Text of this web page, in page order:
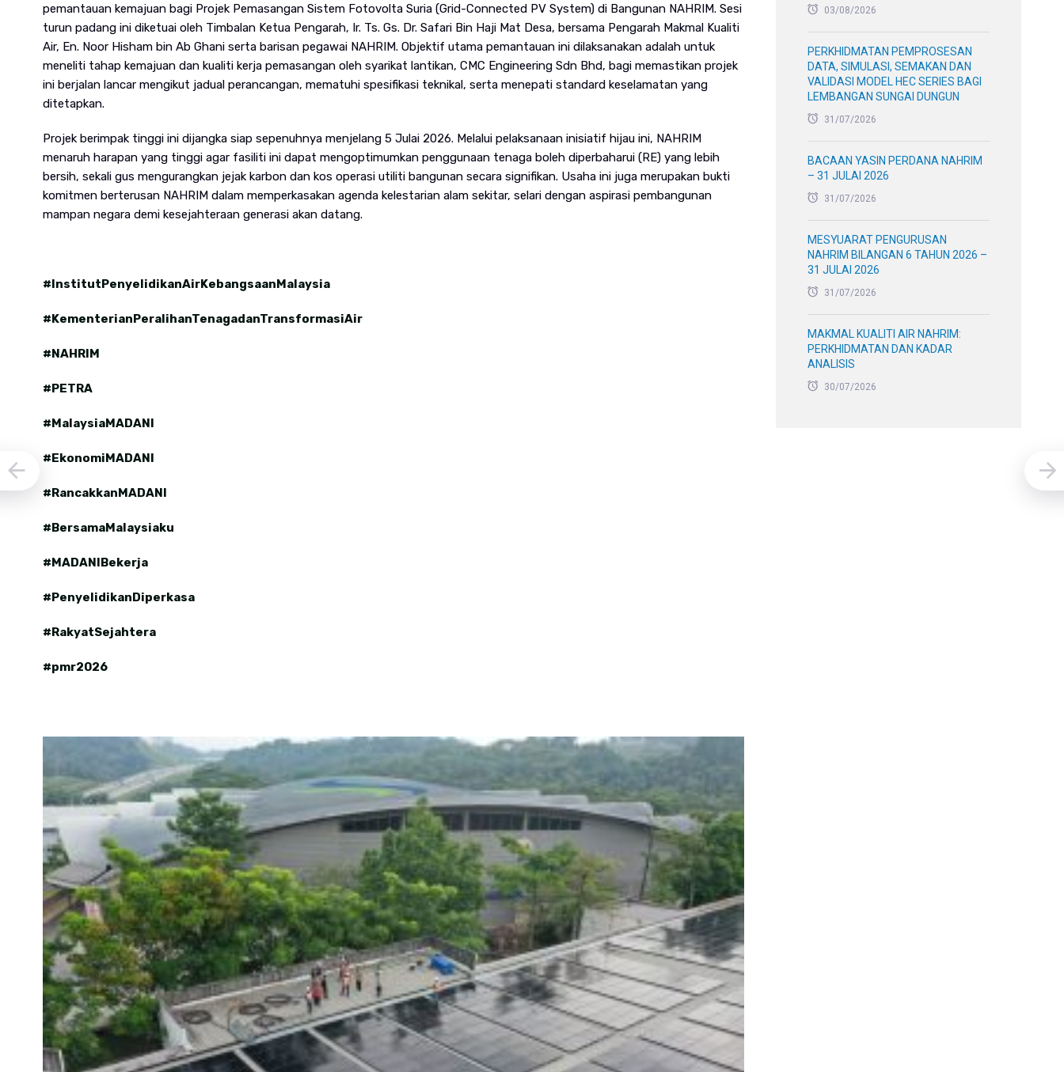
pemantauan kemajuan bagi Projek Pemasangan Sistem Fotovolta Suria (Grid-Connected PV System) di Bangunan NAHRIM. Sesi
turun padang ini diketuai oleh Timbalan Ketua Pengarah, Ir. Ts. Gs. Dr. Safari Bin Haji Mat Desa, bersama Pengarah Makmal Kualiti
Air, En. Noor Hisham bin Ab Ghani serta barisan pegawai NAHRIM. Objektif utama pemantauan ini dilaksanakan adalah untuk
meneliti tahap kemajuan dan kualiti kerja pemasangan oleh syarikat lantikan, CMC Engineering Sdn Bhd, bagi memastikan projek
ini berjalan lancar mengikut jadual perancangan, mematuhi spesifikasi teknikal, serta menepati standard keselamatan yang
ditetapkan.
Projek berimpak tinggi ini dijangka siap sepenuhnya menjelang 5 Julai 2026. Melalui pelaksanaan inisiatif hijau ini, NAHRIM
menaruh harapan yang tinggi agar fasiliti ini dapat mengoptimumkan penggunaan tenaga boleh diperbaharui (RE) yang lebih
bersih, sekali gus mengurangkan jejak karbon dan kos operasi utiliti bangunan secara signifikan. Usaha ini juga merupakan bukti
komitmen berterusan NAHRIM dalam memperkasakan agenda kelestarian alam sekitar, selari dengan aspirasi pembangunan
mampan negara demi kesejahteraan generasi akan datang.
#InstitutPenyelidikanAirKebangsaanMalaysia
#KementerianPeralihanTenagadanTransformasiAir
#NAHRIM
#PETRA
#MalaysiaMADANI
#EkonomiMADANI
#RancakkanMADANI
#BersamaMalaysiaku
#MADANIBekerja
#PenyelidikanDiperkasa
#RakyatSejahtera
#pmr2026
03/08/2026
PERKHIDMATAN PEMPROSESAN
DATA, SIMULASI, SEMAKAN DAN
VALIDASI MODEL HEC SERIES BAGI
LEMBANGAN SUNGAI DUNGUN
31/07/2026
BACAAN YASIN PERDANA NAHRIM
– 31 JULAI 2026
31/07/2026
MESYUARAT PENGURUSAN
NAHRIM BILANGAN 6 TAHUN 2026 –
31 JULAI 2026
31/07/2026
MAKMAL KUALITI AIR NAHRIM:
PERKHIDMATAN DAN KADAR
ANALISIS
30/07/2026